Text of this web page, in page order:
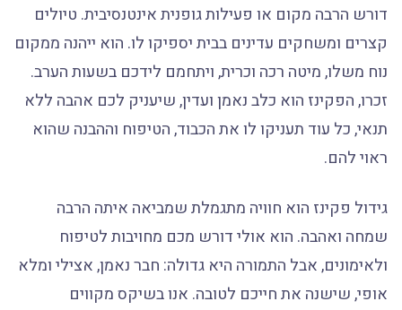
דורש הרבה מקום או פעילות גופנית אינטנסיבית. טיולים
קצרים ומשחקים עדינים בבית יספיקו לו. הוא ייהנה ממקום
נוח משלו, מיטה רכה וכרית, ויתחמם לידכם בשעות הערב.
זכרו, הפקינז הוא כלב נאמן ועדין, שיעניק לכם אהבה ללא
תנאי, כל עוד תעניקו לו את הכבוד, הטיפוח וההבנה שהוא
ראוי להם.
גידול פקינז הוא חוויה מתגמלת שמביאה איתה הרבה
שמחה ואהבה. הוא אולי דורש מכם מחויבות לטיפוח
ולאימונים, אבל התמורה היא גדולה: חבר נאמן, אצילי ומלא
אופי, שישנה את חייכם לטובה. אנו בשיקס מקווים